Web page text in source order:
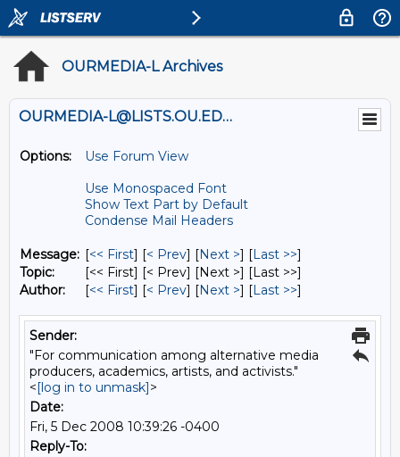
OURMEDIA-L Archives
OURMEDIA-L@LISTS.OU.EDU
Options:
Use Forum View
Use Monospaced Font
Show Text Part by Default
Condense Mail Headers
Message: [<< First] [< Prev] [Next >] [Last >>]
Topic:
[<< First] [< Prev] [Next >] [Last >>]
Author:
[<< First] [< Prev] [Next >] [Last >>]
Sender:
"For communication among alternative media
producers, academics, artists, and activists."
<[log in to unmask]>
Date:
Fri, 5 Dec 2008 10:39:26 -0400
Reply-To: